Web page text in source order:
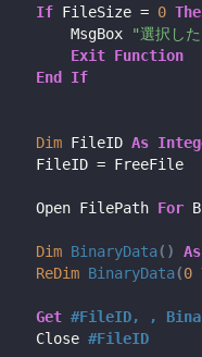
If FileSize = 0
        MsgBox
"選択し
Exit Function
End
If
Dim FileID As
    FileID = FreeFile
    Open FilePath
For
Dim BinaryData() As
ReDim BinaryData(0
Get #FileID, ,
    Close
#FileID